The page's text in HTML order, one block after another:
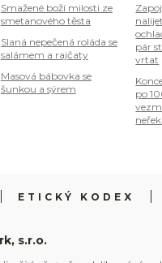
Smažené boží milosti ze
smetanového těsta
Slaná nepečená roláda se
salámem a rajčaty
Masová bábovka se
šunkou a sýrem
pár
vrtat
po
ETICKÝ KODEX
s.r.o.